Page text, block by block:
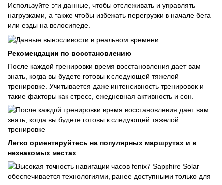
Используйте эти данные, чтобы отслеживать и управлять
нагрузками, а также чтобы избежать перегрузки в начале бега
или езды на велосипеде.
Рекомендации по восстановлению
После каждой тренировки время восстановления дает вам
знать, когда вы будете готовы к следующей тяжелой
тренировке. Учитывается даже интенсивность тренировок и
такие факторы как стресс, ежедневная активность и сон.
Легко ориентируйтесь на популярных маршрутах и в
незнакомых местах